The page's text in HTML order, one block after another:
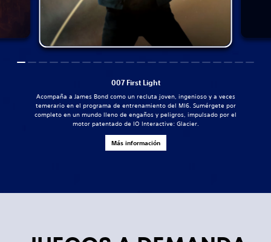
007 First Light
Acompaña a James Bond como un recluta joven, ingenioso y a veces
temerario en el programa de entrenamiento del MI6. Sumérgete por
completo en un mundo lleno de engaños y peligros, impulsado por el
motor patentado de IO Interactive: Glacier.
Más información